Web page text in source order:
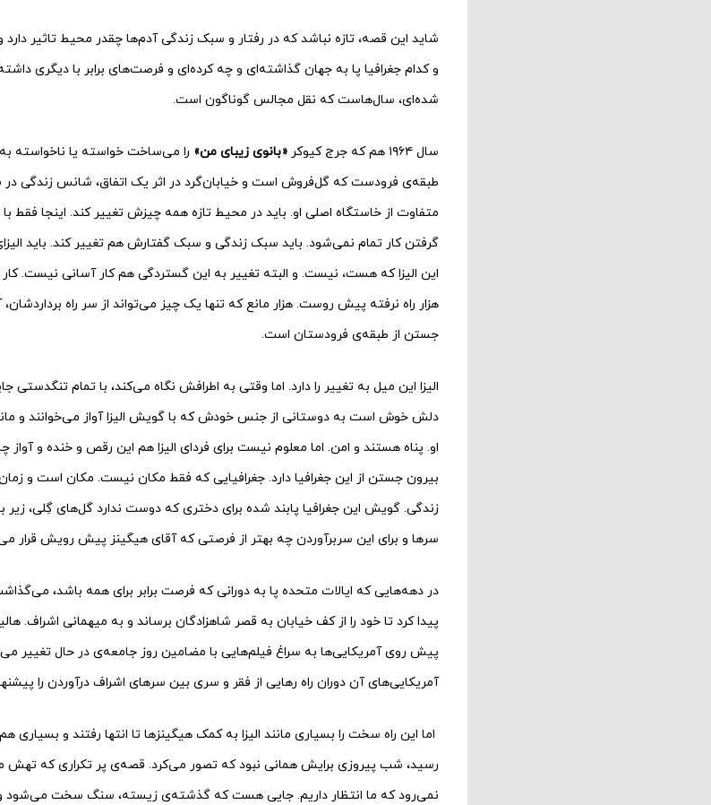
شاید این قصه، تازه نباشد که در رفتار و سبک زندگی آدم‌‌‌‌ها چقدر محیط تاثیر
و کدام جغرافیا پا به جهان گذاشته‌‌‌‌ای و چه کرده‌‌‌‌ای و فرصت‌‌‌‌های برابر با دیگری
شده‌‌‌‌ای، سال‌‌‌‌هاست که نقل مجالس گوناگون است.
سال ۱۹۶۴ هم که جرج کیوکر «بانوی زیبای من» را می‌‌‌‌ساخت خواسته یا ناخواسته
طبقه‌‌‌‌ی فرودست که گل‌‌‌‌فروش است و خیابان‌گرد در اثر یک اتفاق، شانس زندگی در
متفاوت از خاستگاه اصلی او. باید در محیط تازه همه چیزش تغییر کند. اینجا
گرفتن کار تمام نمی‌‌‌‌شود. باید سبک زندگی و سبک گفتارش هم تغییر کند. باید
این الیزا که هست، نیست. و البته تغییر به این گستردگی هم کار آسانی نیست.
هزار راه نرفته پیش روست. هزار مانع که تنها یک چیز می‌‌‌‌تواند از سر راه
جستن از طبقه‌‌‌‌ی فرودستان است.
الیزا این میل به تغییر را دارد. اما وقتی به اطرافش نگاه می‌‌‌‌کند، با تمام
دلش خوش است به دوستانی از جنس خودش که با گویش الیزا آواز می‌‌‌‌خوانند و
او. پناه هستند و امن. اما معلوم نیست برای فردای الیزا هم این رقص و خنده و آواز
بیرون جستن از این جغرافیا دارد. جغرافیایی که فقط مکان نیست. مکان است و
زندگی. گویش این جغرافیا پابند شده برای دختری که دوست ندارد گل‌‌‌‌های گِلی،
سرها و برای این سربرآوردن چه بهتر از فرصتی که آقای هیگینز پیش رویش قرار
در دهه‌‌‌‌هایی که ایالات متحده پا به دورانی که فرصت برابر برای همه باشد،
پیدا کرد تا خود را از کف خیابان به قصر شاهزادگان برساند و به میهمانی اشراف.
پیش روی آمریکایی‌ها به سراغ فیلم‌‌‌‌هایی با مضامین روز جامعه‌‌‌‌ی در حال تغییر
آمریکایی‌‌‌‌های آن دوران راه رهایی از فقر و سری بین سرهای اشراف درآوردن را
اما این راه سخت را بسیاری مانند الیزا به کمک هیگینزها تا انتها رفتند و بسیاری
رسید، شب پیروزی برایش همانی نبود که تصور می‌‌‌‌کرد. قصه‌‌‌‌ی پر تکراری که
نمی‌‌‌‌رود که ما انتظار داریم. جایی هست که گذشته‌‌‌‌ی زیسته، سنگ سخت